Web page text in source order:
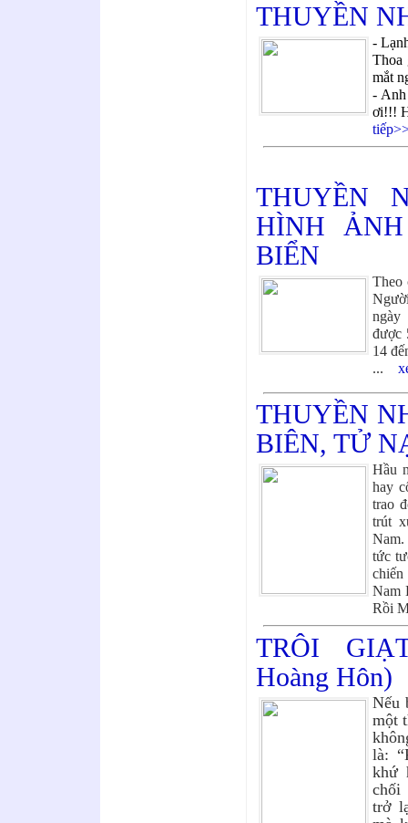
THUYỀN
-
Thoa
mắt
-
ơi!!!
THUYỀN
HÌNH
BIỂN
Theo
ngày
được
14
...
THUYỀN
BIÊN, TỬ
Hầu
hay
trao
trút
tức
Nam
Rồi
TRÔI
Hoàng Hôn)
Nếu
một
là:
khứ
chối
trở